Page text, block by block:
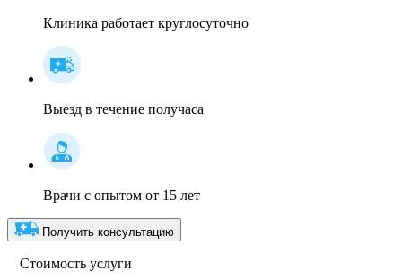
Клиника работает круглосуточно
Выезд в течение получаса
Врачи с опытом от 15 лет
Получить консультацию
Стоимость услуги